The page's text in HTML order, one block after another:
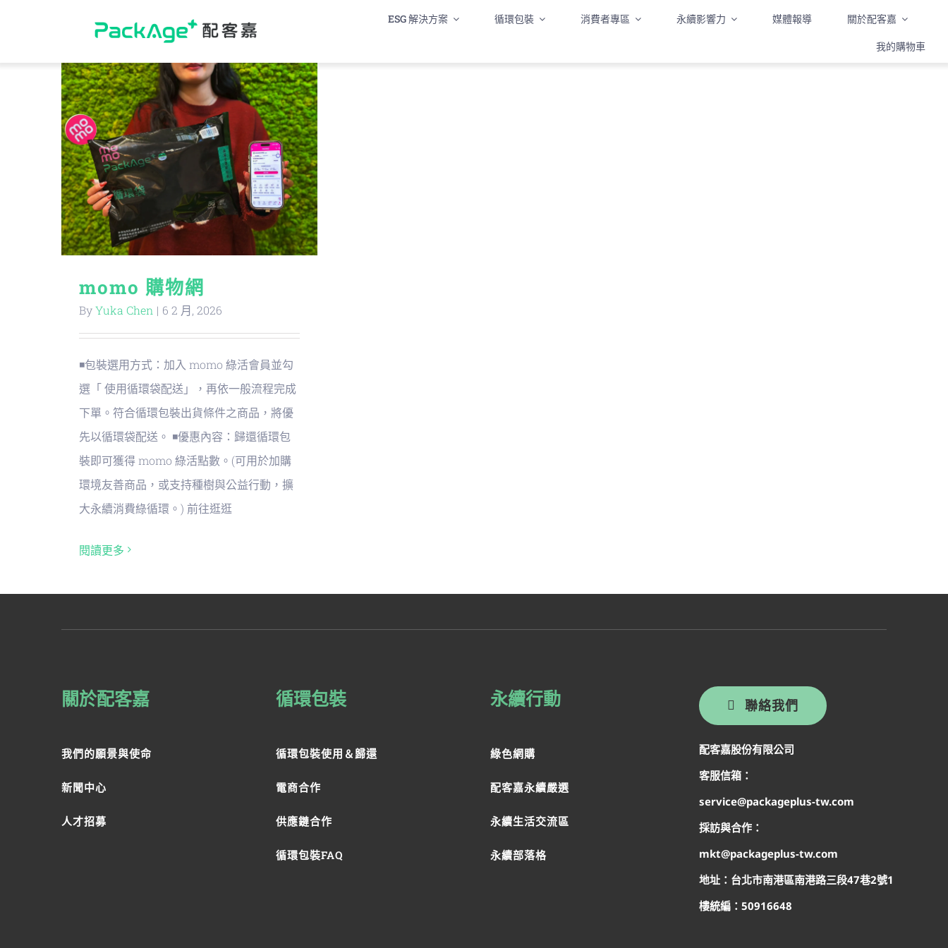
ESG 解決方案 循環包裝 消費者專區 永續影響力 媒體報導 關於配客嘉
我的購物車
momo 購物網
ByYuka Chen | 6 2 月, 2026
◾包裝選用方式：加入 momo 綠活會員並勾
選「 使用循環袋配送」，再依一般流程完成
下單。符合循環包裝出貨條件之商品，將優
先以循環袋配送。 ◾優惠內容：歸還循環包
裝即可獲得 momo 綠活點數。(可用於加購
環境友善商品，或支持種樹與公益行動，擴
大永續消費綠循環。) 前往逛逛
閱讀更多
關於配客嘉
我們的願景與使命
新聞中心
人才招募
循環包裝
循環包裝使用＆歸還
電商合作
供應鏈合作
循環包裝FAQ
永續行動
綠色網購
配客嘉永續嚴選
永續生活交流區
永續部落格
聯絡我們
配客嘉股份有限公司
客服信箱：
service@packageplus-tw.com
採訪與合作：
mkt@packageplus-tw.com
地址：台北市南港區南港路三段47巷2號1
樓統編：50916648